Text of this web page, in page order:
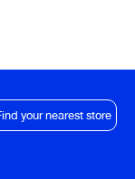
your nearest store